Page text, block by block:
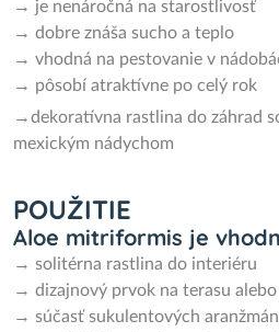
→ je nenáročná na starostlivosť
→ dobre znáša sucho a teplo
→ vhodná na pestovanie v
→ pôsobí atraktívne po celý rok
→dekoratívna rastlina do záhrad
mexickým nádychom
POUŽITIE
Aloe mitriformis je
→ solitérna rastlina do interiéru
→ dizajnový prvok na terasu
→ súčasť sukulentových